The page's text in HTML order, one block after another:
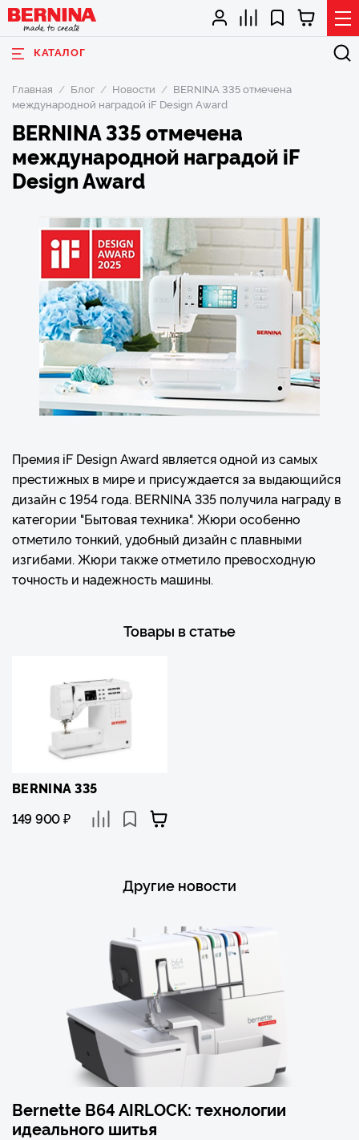
КАТАЛОГ
Главная Блог Новости
BERNINA 335 отмечена
международной наградой iF Design Award
BERNINA 335 отмечена
международной наградой iF
Design Award
Премия iF Design Award является одной из самых
престижных в мире и присуждается за выдающийся
дизайн с 1954 года. BERNINA 335 получила награду в
категории "Бытовая техника". Жюри особенно
отметило тонкий, удобный дизайн с плавными
изгибами. Жюри также отметило превосходную
точность и надежность машины.
Товары в статье
BERNINA 335
149 900₽
Другие новости
Bernette B64 AIRLOCK: технологии
идеального шитья